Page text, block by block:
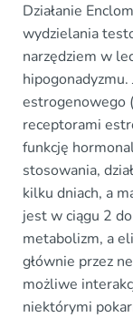
Działanie
wydzielania
narzędziem w
estrogenowego
receptorami
funkcję
stosowania,
kilku dniach, a
jest w ciągu 2
metabolizm, a
głównie przez
możliwe
niektórymi